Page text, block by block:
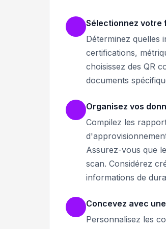
Sélectionnez votre
Déterminez quelles
certifications,
choisissez des QR
documents
Organisez vos
Compilez les
Assurez-vous que
scan. Considérez
informations de
Concevez avec
Personnalisez les